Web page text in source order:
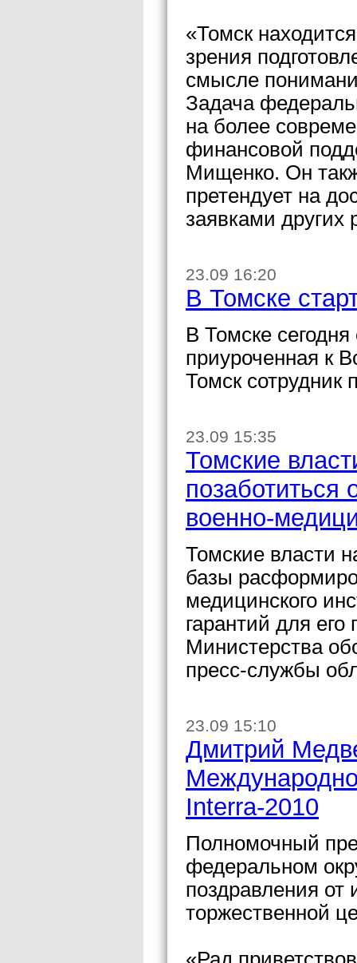
«Томск
зрения
смысле
Задача
на более
финансовой
Мищенко. Он
претендует на
заявками других
23.09 16:20
В Томске
В Томске
приуроченная к
Томск сотрудник
23.09 15:35
Томские
позаботиться
военно-
Томские власти
базы
медицинского
гарантий для
Министерства
пресс-службы
23.09 15:10
Дмитрий
Interra-2010
Полномочный
федеральном
поздравления от
торжественной